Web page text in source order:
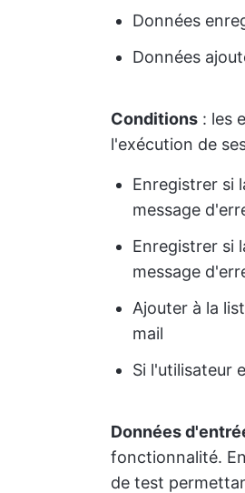
Données
Données
Conditions : les
l'exécution de
Enregistrer si
message
Enregistrer si
message
Ajouter à la
mail
Si l'utilisateur
Données
fonctionnalité.
de test